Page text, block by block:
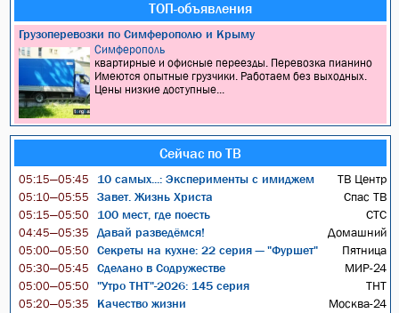
ТОП-объявления
Грузоперевозки по Симферополю и Крыму
Симферополь
квартирные и офисные переезды. Перевозка пианино
Имеются опытные грузчики. Работаем без выходных.
Цены низкие доступные...
Сейчас по ТВ
05:15—05:45 10 самых...: Эксперименты с имиджем ТВ Центр
05:10—05:55 Завет. Жизнь Христа Спас ТВ
05:15—05:50 100 мест, где поесть СТС
04:45—05:35 Давай разведёмся! Домашний
05:00—05:50 Секреты на кухне: 22 серия — "Фуршет" Пятница
05:30—05:45 Сделано в Содружестве МИР-24
05:00—05:50 "Утро ТНТ"-2026: 145 серия ТНТ
05:20—05:35 Качество жизни Москва-24